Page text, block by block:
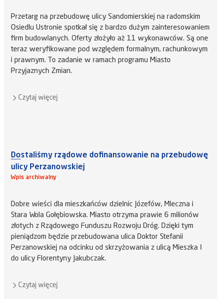
Przetarg na przebudowę ulicy Sandomierskiej na radomskim
Osiedlu Ustronie spotkał się z bardzo dużym zainteresowaniem
firm budowlanych. Oferty złożyło aż 11 wykonawców. Są one
teraz weryfikowane pod względem formalnym, rachunkowym
i prawnym. To zadanie w ramach programu Miasto
Przyjaznych Zmian.
Czytaj więcej
Dostaliśmy rządowe dofinansowanie na przebudowę
ulicy Perzanowskiej
Wpis archiwalny
Dobre wieści dla mieszkańców dzielnic Józefów, Mleczna i
Stara Wola Gołębiowska. Miasto otrzyma prawie 6 milionów
złotych z Rządowego Funduszu Rozwoju Dróg. Dzięki tym
pieniądzom będzie przebudowana ulica Doktor Stefanii
Perzanowskiej na odcinku od skrzyżowania z ulicą Mieszka I
do ulicy Florentyny Jakubczak.
Czytaj więcej